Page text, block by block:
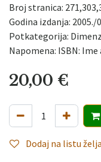
Broj stranica:
Godina izdanja: 2005./
Potkategorija:
Napomena: ISBN:
20,00 €
Dodaj na listu želja